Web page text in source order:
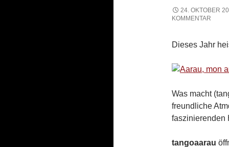
24. OKTOBER
KOMMENTAR
Dieses Jahr
Was macht
freundliche
faszinierenden
tangoaarau